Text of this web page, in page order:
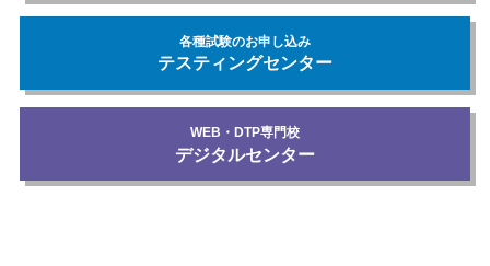
各種試験のお申し込み
テスティングセンター
WEB・DTP専門校
デジタルセンター